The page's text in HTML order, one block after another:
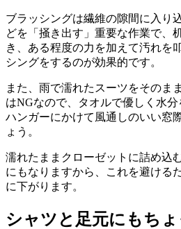
ブラッシングは繊維の隙間に入り
どを「掻き出す」重要な作業で、
き、ある程度の力を加えて汚れを
シングをするのが効果的です。
また、雨で濡れたスーツをそのま
はNGなので、タオルで優しく水
ハンガーにかけて風通しのいい窓
ょう。
濡れたままクローゼットに詰め込
にもなりますから、これを避ける
に下がります。
シャツと足元にもち